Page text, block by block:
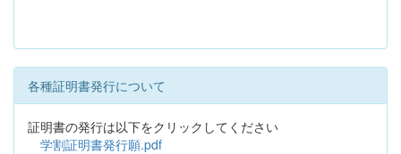
各種証明書発行について
証明書の発行は以下をクリックしてください
学割証明書発行願.pdf